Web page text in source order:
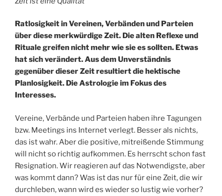
Ratlosigkeit in Vereinen, Verbänden und Parteien
über diese merkwürdige Zeit. Die alten Reflexe und
Rituale greifen nicht mehr wie sie es sollten. Etwas
hat sich verändert. Aus dem Unverständnis
gegenüber dieser Zeit resultiert die hektische
Planlosigkeit. Die Astrologie im Fokus des
Interesses.
Vereine, Verbände und Parteien haben ihre Tagungen
bzw. Meetings ins Internet verlegt. Besser als nichts,
das ist wahr. Aber die positive, mitreißende Stimmung
will nicht so richtig aufkommen. Es herrscht schon fast
Resignation. Wir reagieren auf das Notwendigste, aber
was kommt dann? Was ist das nur für eine Zeit, die wir
durchleben, wann wird es wieder so lustig wie vorher?